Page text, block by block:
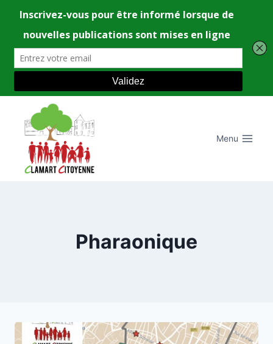
contenu
Menu
Pharaonique